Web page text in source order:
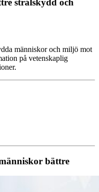
strålskydd och
människor och miljö mot
på vetenskaplig
bättre